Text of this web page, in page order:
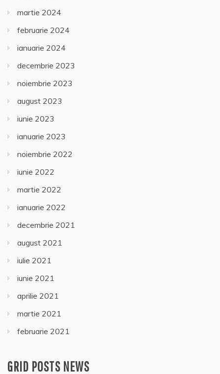
martie 2024
februarie 2024
ianuarie 2024
decembrie 2023
noiembrie 2023
august 2023
iunie 2023
ianuarie 2023
noiembrie 2022
iunie 2022
martie 2022
ianuarie 2022
decembrie 2021
august 2021
iulie 2021
iunie 2021
aprilie 2021
martie 2021
februarie 2021
GRID POSTS NEWS